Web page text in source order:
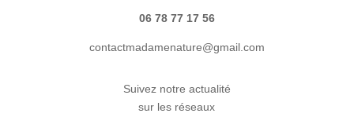
06 78 77 17 56
contactmadamenature@gmail.com
Suivez notre actualité
sur les réseaux